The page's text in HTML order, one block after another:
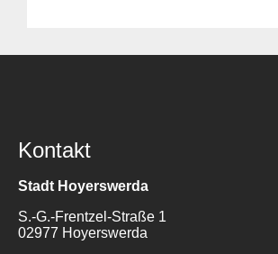
Kontakt
Stadt Hoyerswerda
S.-G.-Frentzel-Straße 1
02977 Hoyerswerda